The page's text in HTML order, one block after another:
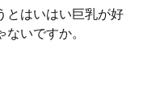
とはいはい巨乳が好
いですか。